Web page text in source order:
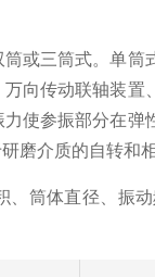
三筒式。单筒
向传动联轴装
使参振部分在
磨介质的自转和
、筒体直径、振